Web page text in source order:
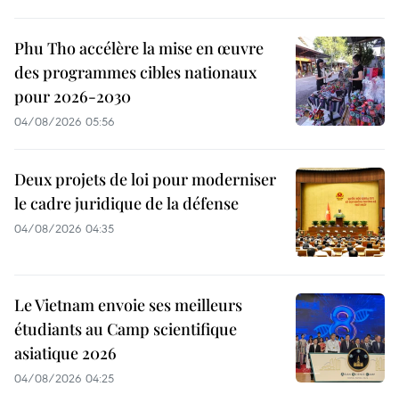
Phu Tho accélère la mise en œuvre
des programmes cibles nationaux
pour 2026-2030
04/08/2026 05:56
Deux projets de loi pour moderniser
le cadre juridique de la défense
04/08/2026 04:35
Le Vietnam envoie ses meilleurs
étudiants au Camp scientifique
asiatique 2026
04/08/2026 04:25